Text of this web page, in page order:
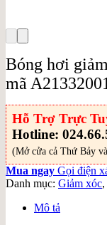
Bóng hơi
mã
Hỗ Trợ Trực
Hotline:
(Mở cửa cả Thứ Bảy
Mua ngay Gọi điện
Danh mục: Giảm xóc,
Mô tả